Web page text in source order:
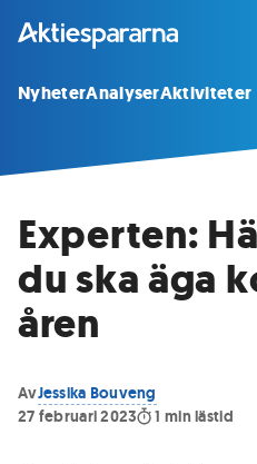
NyheterAnalyserAktiviteter
Experten:
du ska äga
åren
AvJessika Bouveng
27 februari 2023
1 min lästid